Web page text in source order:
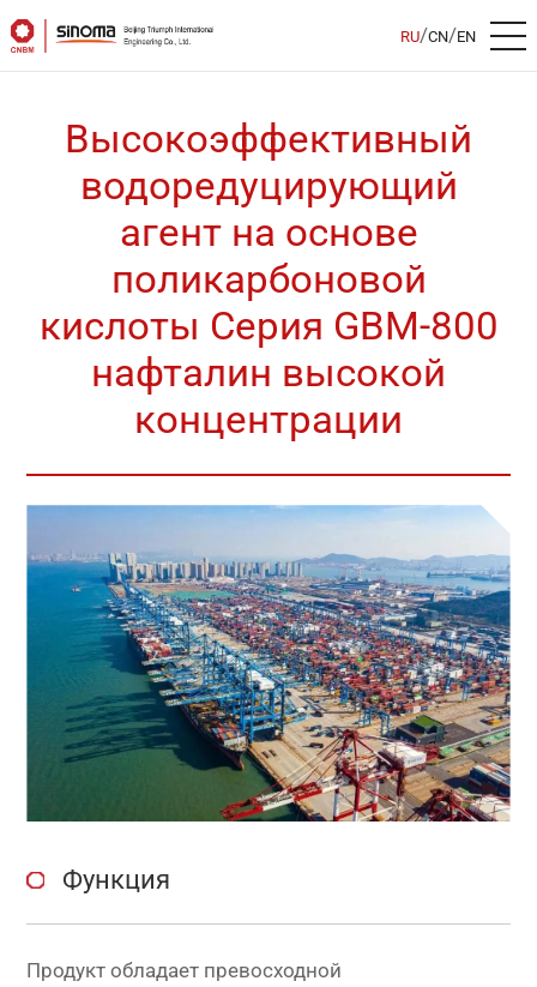
RU/CN/EN
Высокоэффективный
водоредуцирующий
агент на основе
поликарбоновой
кислоты Серия GBM-800
нафталин высокой
концентрации
Функция
Продукт обладает превосходной